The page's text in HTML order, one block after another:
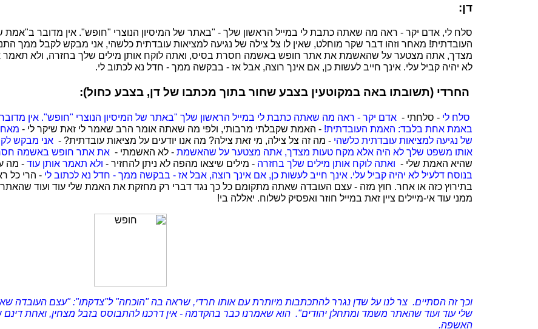
דן:
סלח לי, אדם יקר - ראה מה שאתה כתבת לי במייל הראשון שלך - "באתר של המיסיון הנוצרי "חופש". אין מדובר
העובדתית! מאחר וזהו דבר שקר מוחלט, שאין לו צל צילה של נגיעה למציאות עובדתית כלשהי, אני מבקש לקבל ממך
מצדך, אתה מצטער על שהאשמת את אתר חופש באשמה חסרת בסיס, ואתה לוקח אותן מילים שלך בחזרה, ולא תאמר
לא יהיה קביל עלי. אינך חייב לעשות כן, אם אינך רוצה, אבל אז - בבקשה ממך - חדל נא לכתוב לי.
החרדי (תשובתו באה במקוטעין בצבע שחור בתוך מכתבו של דן, בצבע כחול):
סלח לי - סלחתי - אדם יקר - ראה מה שאתה כתבת לי במייל הראשון שלך "באתר של המיסיון הנוצרי "חופש". אין
באמת אחת בלבד: האמת העובדתית! - האמת שקבלתי מרבותי, ולפי מה שאתה אומר הרב שאמר לי זאת שיקר לי -
של נגיעה למציאות עובדתית כלשהי - מה זה צל צילה, מי זאת צילה? מה אנו יודעים על מציאות עובדתית? - אני מבקש
אותו משפט שלך לא היה אלא מקח טעות מצדך, אתה מצטער על שהאשמת - לא האשמתי - את אתר חופש באשמה
שהיא האמת שלי - ואתה לוקח אותן מילים שלך בחזרה - מילים שיצאו מהפה לא ניתן להחזיר - ולא תאמר אותן עוד - מה
בנוסח דלעיל לא יהיה קביל עלי. אינך חייב לעשות כן, אם אינך רוצה, אבל אז - בבקשה ממך - חדל נא לכתוב לי - הרי כל
בתירוץ כזה או אחר. חוץ מזה - עצם העובדה שאתה מתקומם כל כך נגד דברי רק מחזקת את האמת שלי עוד ועוד שהאתר
ממני עוד אי-מיילים ציין זאת במייל חוזר ואפסיק לשלוח. יאללה בי!
וכך זה הסתיים. צר לנו על שדן נגרר להתכתבות מיותרת עם אותו חרדי, שראה בה "הוכחה" ל"צדקתו": "עצם
שלי עוד ועוד שהאתר משמד ומתחלן יהודים". הוא שאמרנו כבר בהקדמה - אין דרכנו להתבוסס בזבל מצחין, ואחת
האשפה.